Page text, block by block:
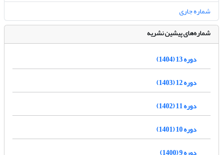
شماره جاری
شماره‌های پیشین نشریه
دوره 13 (1404)
دوره 12 (1403)
دوره 11 (1402)
دوره 10 (1401)